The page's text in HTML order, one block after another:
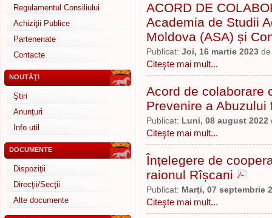
Regulamentul Consiliului
Achiziţii Publice
Parteneriate
Contacte
NOUTĂŢI
Ştiri
Anunţuri
Info util
DOCUMENTE
Dispoziţii
Direcţii/Secţii
Alte documente
ACORD DE
Academia de Studii
Moldova (ASA) și
Publicat: Joi, 16 martie 2023
Citeşte mai mult...
Acord de colaborare
Prevenire a Abuzului
Publicat: Luni, 08 august 2022
Citeşte mai mult...
Înțelegere de
raionul Rîșcani
Publicat: Marţi, 07 septembrie
Citeşte mai mult...